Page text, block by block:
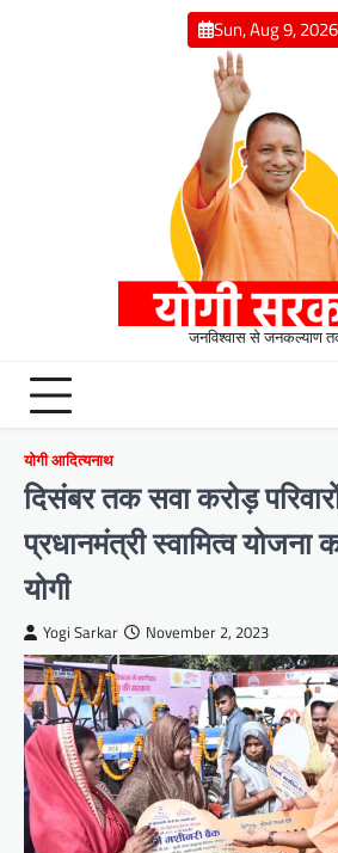
Sun, Aug 9, 2026
जनविश्वास से जनकल्याण
योगी आदित्यनाथ
दिसंबर तक सवा करोड़
प्रधानमंत्री स्वामित्व योजना
योगी
Yogi Sarkar November 2, 2023